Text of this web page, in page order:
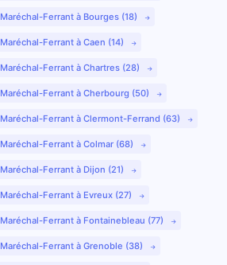
Maréchal-Ferrant à Bourges (18)
Maréchal-Ferrant à Caen (14)
Maréchal-Ferrant à Chartres (28)
Maréchal-Ferrant à Cherbourg (50)
Maréchal-Ferrant à Clermont-Ferrand (63)
Maréchal-Ferrant à Colmar (68)
Maréchal-Ferrant à Dijon (21)
Maréchal-Ferrant à Evreux (27)
Maréchal-Ferrant à Fontainebleau (77)
Maréchal-Ferrant à Grenoble (38)